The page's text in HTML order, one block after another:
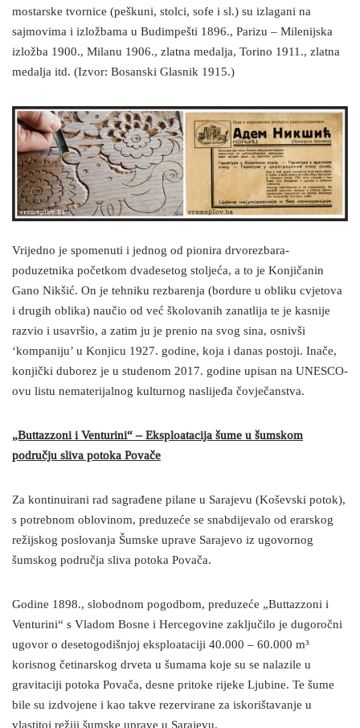
mostarske tvornice (peškuni, stolci, sofe i sl.) su izlagani na
sajmovima i izložbama u Budimpešti 1896., Parizu – Milenijska
izložba 1900., Milanu 1906., zlatna medalja, Torino 1911., zlatna
medalja itd. (Izvor: Bosanski Glasnik 1915.)
Vrijedno je spomenuti i jednog od pionira drvorezbara-
poduzetnika početkom dvadesetog stoljeća, a to je Konjičanin
Gano Nikšić. On je tehniku rezbarenja (bordure u obliku cvjetova
i drugih oblika) naučio od već školovanih zanatlija te je kasnije
razvio i usavršio, a zatim ju je prenio na svog sina, osnivši
‘kompaniju’ u Konjicu 1927. godine, koja i danas postoji. Inače,
konjički duborez je u studenom 2017. godine upisan na UNESCO-
ovu listu nematerijalnog kulturnog naslijeđa čovječanstva.
„Buttazzoni i Venturini“ – Eksploatacija šume u šumskom
području sliva potoka Povače
Za kontinuirani rad sagrađene pilane u Sarajevu (Koševski potok),
s potrebnom oblovinom, preduzeće se snabdijevalo od erarskog
režijskog poslovanja Šumske uprave Sarajevo iz ugovornog
šumskog područja sliva potoka Povača.
Godine 1898., slobodnom pogodbom, preduzeće „Buttazzoni i
Venturini“ s Vladom Bosne i Hercegovine zaključilo je dugoročni
ugovor o desetogodišnjoj eksploataciji 40.000 – 60.000 m³
korisnog četinarskog drveta u šumama koje su se nalazile u
gravitaciji potoka Povača, desne pritoke rijeke Ljubine. Te šume
bile su izdvojene i kao takve rezervirane za iskorištavanje u
vlastitoj režiji šumske uprave u Sarajevu.